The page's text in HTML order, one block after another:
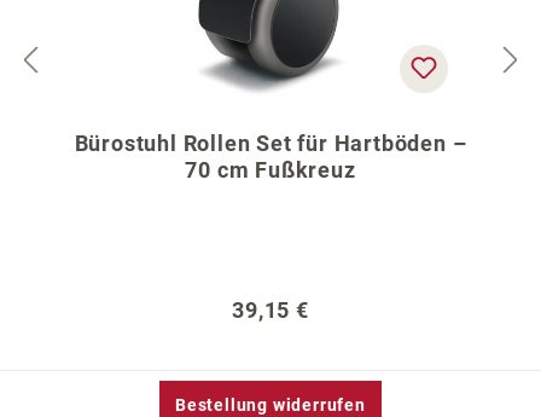
Bürostuhl Rollen Set für Hartböden –
70 cm Fußkreuz
Regulärer Preis:
39,15 €
Bestellung widerrufen